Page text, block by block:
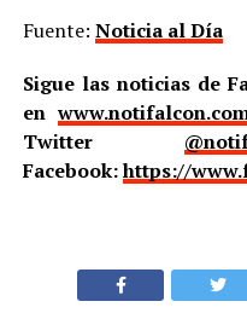
Fuente: Noticia al Día
Sigue las noticias de
en
Twitter
Facebook:https://